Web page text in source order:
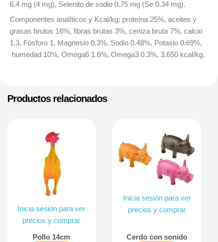
6.4 mg (4 mg), Selenito de sodio 0.75 mg (Se 0.34 mg).
Componentes analíticos y Kcal/kg: proteína 25%, aceites y
grasas brutos 16%, fibras brutas 3%, ceniza bruta 7%, calcio
1,3, Fósforo 1, Magnesio 0.3%, Sodio 0.48%, Potasio 0.69%,
humedad 10%, Omega6 1.6%, Omega3 0.3%, 3.650 kcal/kg.
Productos relacionados
Inicia sesión para ver
precios y comprar
Pollo 14cm
Inicia sesión para ver
precios y comprar
Cerdo con sonido